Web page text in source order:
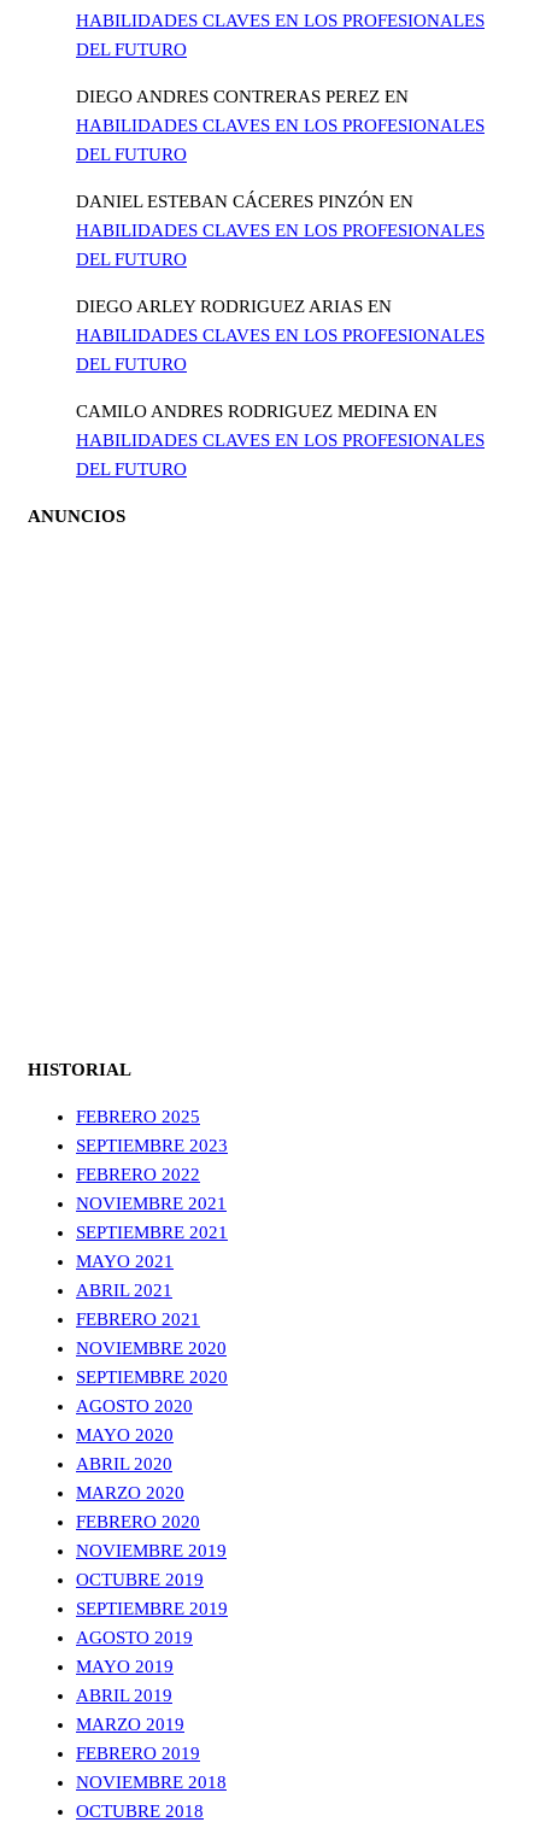
HABILIDADES CLAVES EN LOS PROFESIONALES
DEL FUTURO
DIEGO ANDRES CONTRERAS PEREZ EN
HABILIDADES CLAVES EN LOS PROFESIONALES
DEL FUTURO
DANIEL ESTEBAN CÁCERES PINZÓN EN
HABILIDADES CLAVES EN LOS PROFESIONALES
DEL FUTURO
DIEGO ARLEY RODRIGUEZ ARIAS EN
HABILIDADES CLAVES EN LOS PROFESIONALES
DEL FUTURO
CAMILO ANDRES RODRIGUEZ MEDINAEN
HABILIDADES CLAVES EN LOS PROFESIONALES
DEL FUTURO
ANUNCIOS
HISTORIAL
FEBRERO 2025
SEPTIEMBRE 2023
FEBRERO 2022
NOVIEMBRE 2021
SEPTIEMBRE 2021
MAYO 2021
ABRIL 2021
FEBRERO 2021
NOVIEMBRE 2020
SEPTIEMBRE 2020
AGOSTO 2020
MAYO 2020
ABRIL 2020
MARZO 2020
FEBRERO 2020
NOVIEMBRE 2019
OCTUBRE 2019
SEPTIEMBRE 2019
AGOSTO 2019
MAYO 2019
ABRIL 2019
MARZO 2019
FEBRERO 2019
NOVIEMBRE 2018
OCTUBRE 2018